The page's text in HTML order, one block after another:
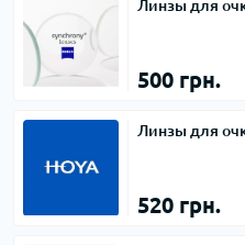
Линзы для
500 грн.
Линзы для
520 грн.